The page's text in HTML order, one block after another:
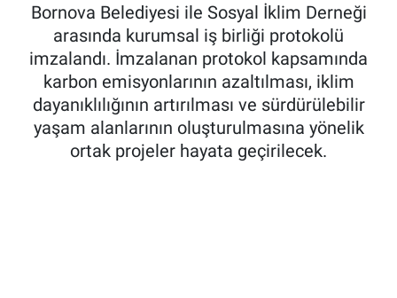
Bornova Belediyesi ile Sosyal İklim Derneği
arasında kurumsal iş birliği protokolü
imzalandı. İmzalanan protokol kapsamında
karbon emisyonlarının azaltılması, iklim
dayanıklılığının artırılması ve sürdürülebilir
yaşam alanlarının oluşturulmasına yönelik
ortak projeler hayata geçirilecek.
Tüm Manşetler
Son Dakika Haberleri
Haber Arşivi